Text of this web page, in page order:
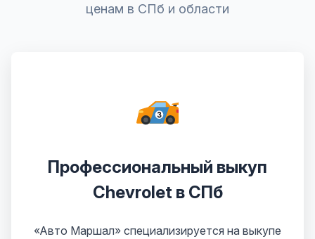
ценам в СПб и области
Профессиональный выкуп
Chevrolet в СПб
«Авто Маршал» специализируется на выкупе